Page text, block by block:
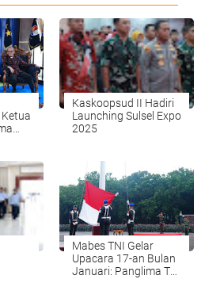
Kaskoopsud II Hadiri
Launching Sulsel Expo
2025
Mabes TNI Gelar
Upacara 17-an Bulan
Januari: Panglima TNI